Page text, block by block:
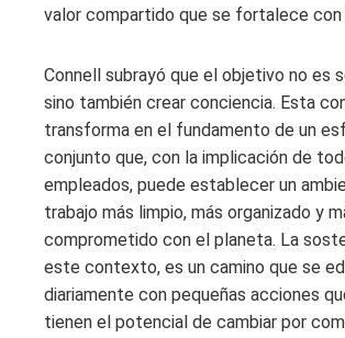
valor compartido que se fortalece
Connell subrayó que el objetivo no es
sino también crear conciencia. Esta
transforma en el fundamento de un
conjunto que, con la implicación de
empleados, puede establecer un
trabajo más limpio, más organizado y
comprometido con el planeta. La
este contexto, es un camino que se
diariamente con pequeñas acciones
tienen el potencial de cambiar por